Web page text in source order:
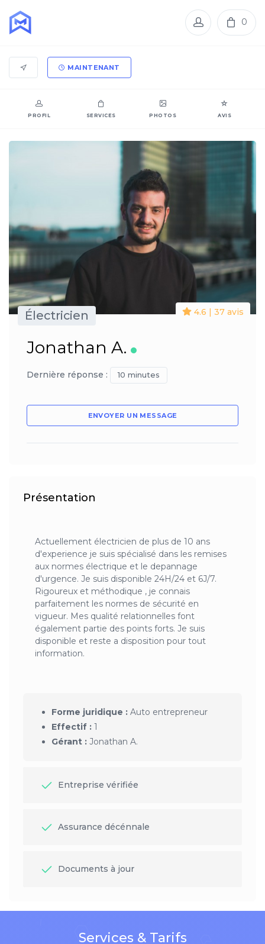
0
MAINTENANT
PROFIL SERVICES PHOTOS AVIS
4.6 | 37 avis
Électricien
Jonathan A.
Dernière réponse : 10 minutes
ENVOYER UN MESSAGE
Présentation
Actuellement électricien de plus de 10 ans
d'experience je suis spécialisé dans les remises
aux normes électrique et le depannage
d'urgence. Je suis disponible 24H/24 et 6J/7.
Rigoureux et méthodique , je connais
parfaitement les normes de sécurité en
vigueur. Mes qualité relationnelles font
également partie des points forts. Je suis
disponible et reste a disposition pour tout
information.
Forme juridique : Auto entrepreneur
Effectif : 1
Gérant : Jonathan A.
Entreprise vérifiée
Assurance décénnale
Documents à jour
Services & Tarifs